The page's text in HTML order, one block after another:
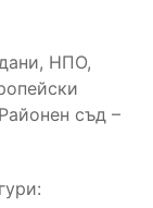
НПО,
съд –